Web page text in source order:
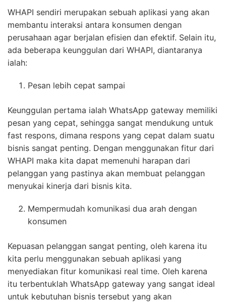
WHAPI sendiri merupakan sebuah aplikasi yang akan
membantu interaksi antara konsumen dengan
perusahaan agar berjalan efisien dan efektif. Selain itu,
ada beberapa keunggulan dari WHAPI, diantaranya
ialah:
Pesan lebih cepat sampai
Keunggulan pertama ialah WhatsApp gateway memiliki
pesan yang cepat, sehingga sangat mendukung untuk
fast respons, dimana respons yang cepat dalam suatu
bisnis sangat penting. Dengan menggunakan fitur dari
WHAPI maka kita dapat memenuhi harapan dari
pelanggan yang pastinya akan membuat pelanggan
menyukai kinerja dari bisnis kita.
Mempermudah komunikasi dua arah dengan
konsumen
Kepuasan pelanggan sangat penting, oleh karena itu
kita perlu menggunakan sebuah aplikasi yang
menyediakan fitur komunikasi real time. Oleh karena
itu terbentuklah WhatsApp gateway yang sangat ideal
untuk kebutuhan bisnis tersebut yang akan